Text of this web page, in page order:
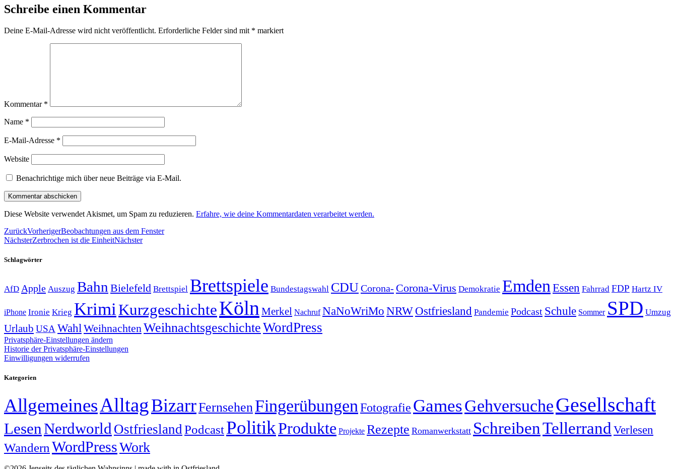
Schreibe einen Kommentar
Deine E-Mail-Adresse wird nicht veröffentlicht. Erforderliche Felder sind mit * markiert
Kommentar *
Name *
E-Mail-Adresse *
Website
Benachrichtige mich über neue Beiträge via E-Mail.
Diese Website verwendet Akismet, um Spam zu reduzieren. Erfahre, wie deine Kommentardaten verarbeitet werden.
ZurückVorherigerBeobachtungen aus dem Fenster
NächsterZerbrochen ist die EinheitNächster
Schlagwörter
AfD Apple Auszug Bahn Bielefeld Brettspiel Brettspiele Bundestagswahl CDUCorona- Corona-Virus Demokratie Emden Essen Fahrrad FDP Hartz IV
iPhone Ironie Krieg KrimiKurzgeschichteKölnMerkel Nachruf NaNoWriMo NRWOstfriesland Pandemie Podcast Schule Sommer SPD Umzug
Urlaub USA Wahl WeihnachtenWeihnachtsgeschichteWordPress
Privatsphäre-Einstellungen ändern
Historie der Privatsphäre-Einstellungen
Einwilligungen widerrufen
Kategorien
AllgemeinesAlltagBizarrFernsehenFingerübungenFotografie GamesGehversucheGesellschaft
LesenNerdworld OstfrieslandPodcastPolitikProdukte Projekte Rezepte Romanwerkstatt SchreibenTellerrandVerlesen
WandernWordPressWork